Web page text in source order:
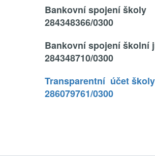
Bankovní spojení školy
284348366/0300
Bankovní spojení školní
284348710/0300
Transparentní účet
286079761/0300